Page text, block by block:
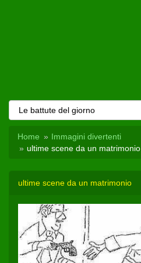
Home
Immagini divertenti
ultime scene da un matrimonio
ultime scene da un matrimonio